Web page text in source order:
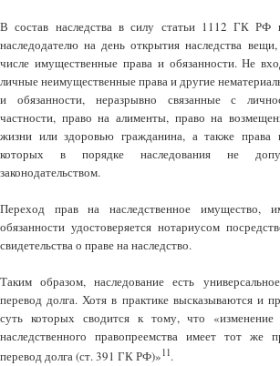
В состав наследства в силу статьи 1112 ГК РФ
наследодателю на день открытия наследства
числе имущественные права и обязанности. Не
личные неимущественные права и другие
и обязанности, неразрывно связанные с
частности, право на алименты, право на
жизни или здоровью гражданина, а также права
которых в порядке наследования не
законодательством.
Переход прав на наследственное имущество,
обязанности удостоверяется нотариусом
свидетельства о праве на наследство.
Таким образом, наследование есть
перевод долга. Хотя в практике высказываются и
суть которых сводится к тому, что «изменение
наследственного правопреемства имеет тот же
перевод долга (ст. 391 ГК РФ)»11.